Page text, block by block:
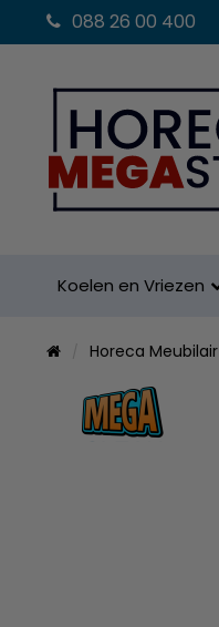
088 26 00 400
Koelen en Vriezen
Horeca Meubilair